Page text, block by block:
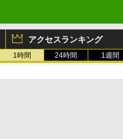
アクセスランキング
1時間 24時間 1週間